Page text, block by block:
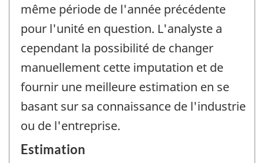
même période de l'année précédente
pour l'unité en question. L'analyste a
cependant la possibilité de changer
manuellement cette imputation et de
fournir une meilleure estimation en se
basant sur sa connaissance de l'industrie
ou de l'entreprise.
Estimation